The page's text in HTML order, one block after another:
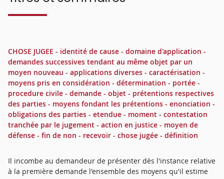
CHOSE JUGEE - identité de cause - domaine d'application -
demandes successives tendant au même objet par un
moyen nouveau - applications diverses - caractérisation -
moyens pris en considération - détermination - portée -
procedure civile - demande - objet - prétentions respectives
des parties - moyens fondant les prétentions - enonciation -
obligations des parties - etendue - moment - contestation
tranchée par le jugement - action en justice - moyen de
défense - fin de non - recevoir - chose jugée - définition
Il incombe au demandeur de présenter dès l'instance relative
à la première demande l'ensemble des moyens qu'il estime